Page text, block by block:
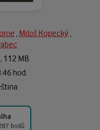
Miloš Kopecký,
112 MB
hod.
bodů